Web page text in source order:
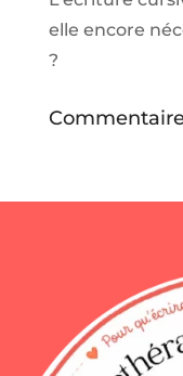
elle encore
?